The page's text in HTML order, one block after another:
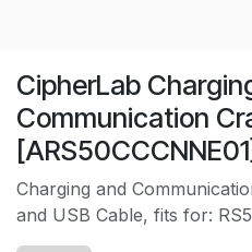
CipherLab
Communication
[ARS50CCCNNE01]
Charging and
and USB Cable, fits for: